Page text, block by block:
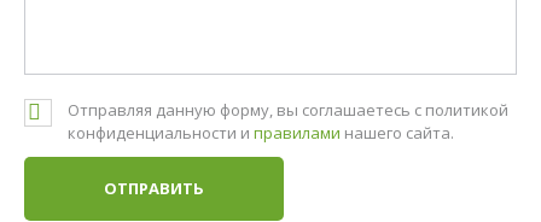
Отправляя данную форму, вы соглашаетесь с политикой
конфиденциальности и правилами нашего сайта.